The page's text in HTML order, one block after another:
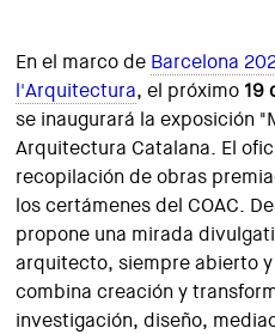
En el marco de Barcelona
l'Arquitectura, el próximo 19
se inaugurará la exposición
Arquitectura Catalana. El
recopilación de obras
los certámenes del COAC.
propone una mirada
arquitecto, siempre abierto
combina creación y
investigación, diseño,